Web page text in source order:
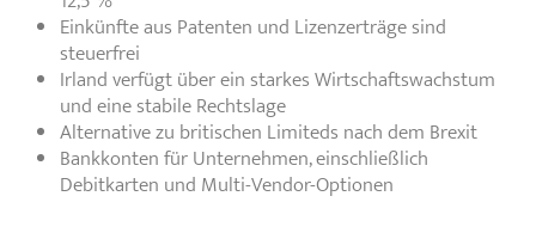
Einkünfte aus Patenten und Lizenzerträge sind
steuerfrei
Irland verfügt über ein starkes Wirtschaftswachstum
und eine stabile Rechtslage
Alternative zu britischen Limiteds nach dem Brexit
Bankkonten für Unternehmen, einschließlich
Debitkarten und Multi-Vendor-Optionen